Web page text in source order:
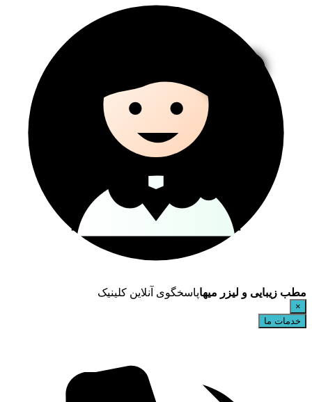
مطب زیبایی و لیزر میهاپاسخگوی آنلاین کلینیک
×
خدمات ما